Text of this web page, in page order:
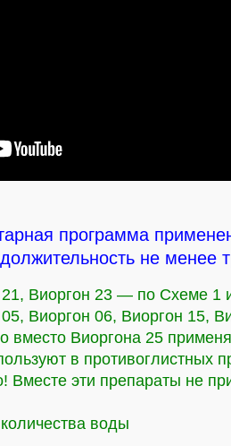
программа
не менее
21, Виоргон 23 — по Схеме
Виоргон 06, Виоргон 15,
Виоргона 25
в противоглистных
Вместе эти препараты не
воды